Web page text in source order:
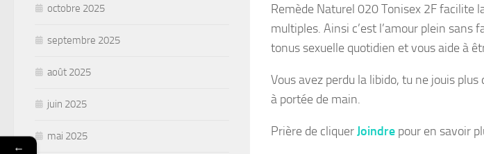
Remède Naturel 020 Tonisex 2F facilite
multiples. Ainsi c’est l’amour plein
tonus sexuelle quotidien et vous aide à
Vous avez perdu la libido, tu ne jouis
à portée de main.
Prière de cliquerJoindre pour en savoir
octobre 2025
septembre 2025
août 2025
juin 2025
mai 2025
←